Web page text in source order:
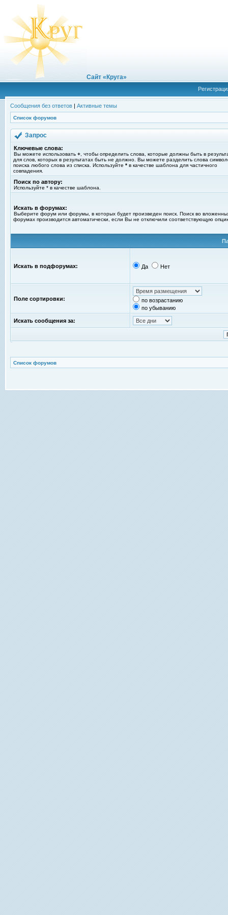
Сайт «Круга»
Сообщения без ответов | Активные темы
Список форумов
Запрос
Ключевые слова:
Вы можете использовать + , чтобы определить слова, которые должны быть в
для слов, которых в результатах быть не должно. Вы можете разделить слова
поиска любого слова из списка. Используйте * в качестве шаблона для частичного
совпадения.
Поиск по автору:
Используйте * в качестве шаблона.
Искать в форумах:
Выберите форум или форумы, в которых будет произведен поиск. Поиск во
форумах производится автоматически, если Вы не отключили соответствующую
Искать в подфорумах: Да Нет
Поле сортировки:
по возрастанию
по убыванию
Искать сообщения за:
Список форумов